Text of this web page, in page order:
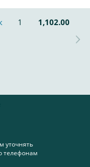
1
1,102.00
уточнять
телефонам